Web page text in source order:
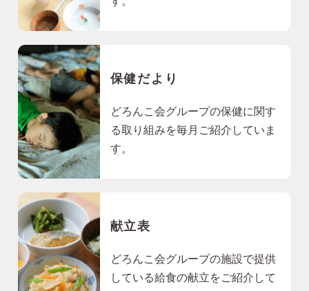
保健だより
どろんこ会グループの保健に関す
る取り組みを毎月ご紹介していま
す。
献立表
どろんこ会グループの施設で提供
している給食の献立をご紹介して